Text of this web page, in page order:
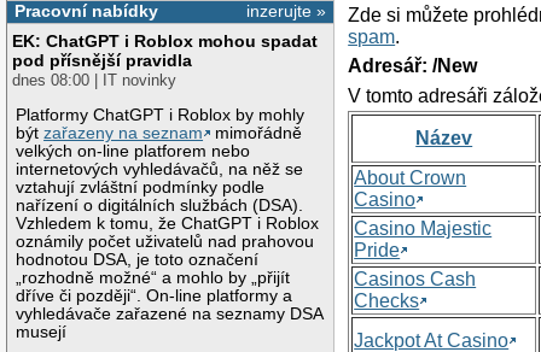
inzerujte »
Pracovní nabídky
EK: ChatGPT i Roblox mohou spadat
pod přísnější pravidla
dnes 08:00 | IT novinky
Platformy ChatGPT i Roblox by mohly
býtzařazeny na seznam
mimořádně
velkých on-line platforem nebo
internetových vyhledávačů, na něž se
vztahují zvláštní podmínky podle
nařízení o digitálních službách (DSA).
Vzhledem k tomu, že ChatGPT i Roblox
oznámily počet uživatelů nad prahovou
hodnotou DSA, je toto označení
„rozhodně možné“ a mohlo by „přijít
dříve či později“. On-line platformy a
vyhledávače zařazené na seznamy DSA
musejí
Zde si můžete
spam.
Adresář: /New
V tomto adresáři
Název
About Crown
Casino
Casino Majestic
Pride
Casinos Cash
Checks
Jackpot At Casino